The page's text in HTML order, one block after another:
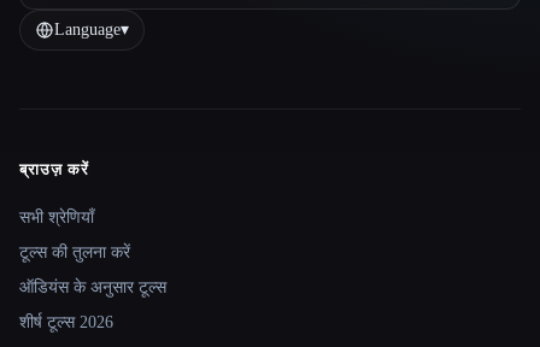
Language▾
Site navigation
ब्राउज़ करें
सभी श्रेणियाँ
टूल्स की तुलना करें
ऑडियंस के अनुसार टूल्स
शीर्ष टूल्स 2026